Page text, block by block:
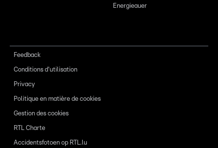
Energieauer
Feedback
Conditions d'utilisation
Privacy
Politique en matière de cookies
Gestion des cookies
RTL Charte
Accidentsfotoen op RTL.lu